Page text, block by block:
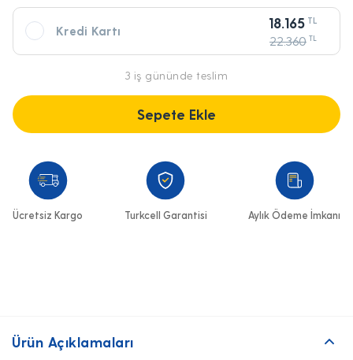
1.133,50
Kredi Kartı
18.165 TL
22.360 TL
3 iş gününde teslim
Sepete Ekle
Ücretsiz Kargo Turkcell Garantisi Aylık Ödeme İmkanı
Ürün Açıklamaları